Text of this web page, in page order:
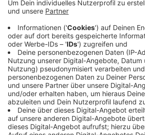
Klimaschutz. Wie berichtet sind auf
(16.11.23) mehr als tausend
Entscheider aus Politik,
und Zivilgesellschaft in der
vor allem über nachhaltiges Bauen
Veröffentlicht:Donnerstag, 16.11.2023
Anzeige